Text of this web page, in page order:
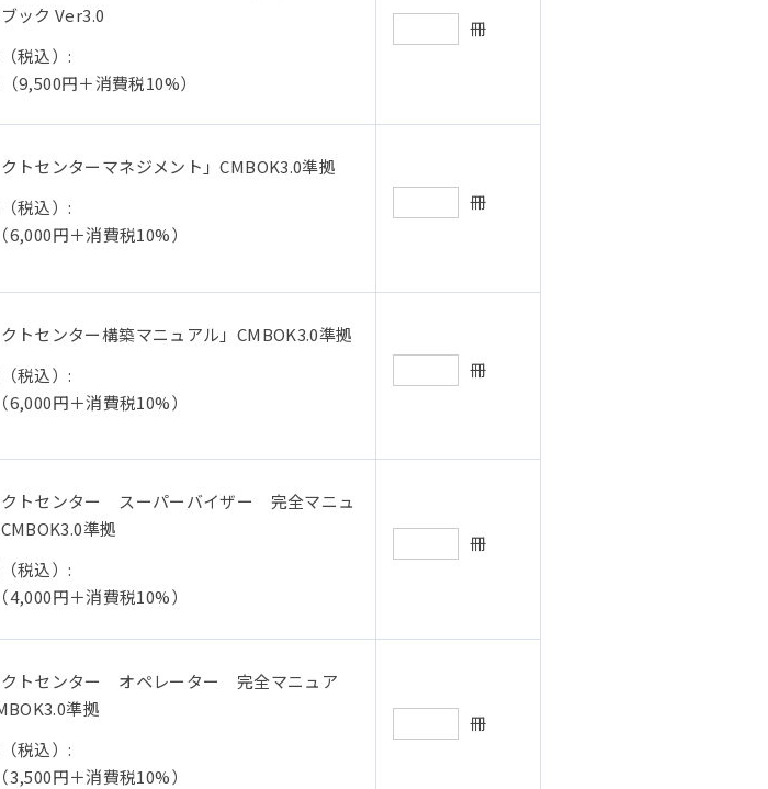
ック Ver3.0
税込）:
（9,500円＋消費税10%）
冊
クトセンターマネジメント」CMBOK3.0準拠
税込）:
（6,000円＋消費税10%）
冊
クトセンター構築マニュアル」CMBOK3.0準拠
税込）:
（6,000円＋消費税10%）
冊
クトセンター スーパーバイザー 完全マニュ
準拠
税込）:
（4,000円＋消費税10%）
冊
クトセンター オペレーター 完全マニュア
準拠
税込）:
（3,500円＋消費税10%）
冊